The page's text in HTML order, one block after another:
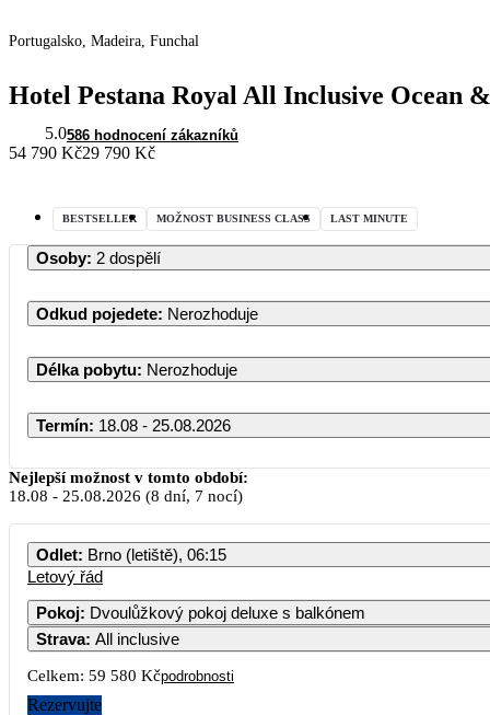
Portugalsko, Madeira, Funchal
Hotel Pestana Royal All Inclusive Ocean
5.0586 hodnocení zákazníků
54 790 Kč29 790 Kč
BESTSELLER MOŽNOST BUSINESS CLASS LAST MINUTE
Osoby: 2 dospělí
Odkud pojedete: Nerozhoduje
Délka pobytu: Nerozhoduje
Termín: 18.08 - 25.08.2026
Nejlepší možnost v tomto období:
18.08 - 25.08.2026 (8 dní, 7 nocí)
Odlet: Brno (letiště), 06:15
Letový řád
Pokoj: Dvoulůžkový pokoj deluxe s balkónem
Strava: All inclusive
Celkem: 59 580 Kčpodrobnosti
Rezervujte